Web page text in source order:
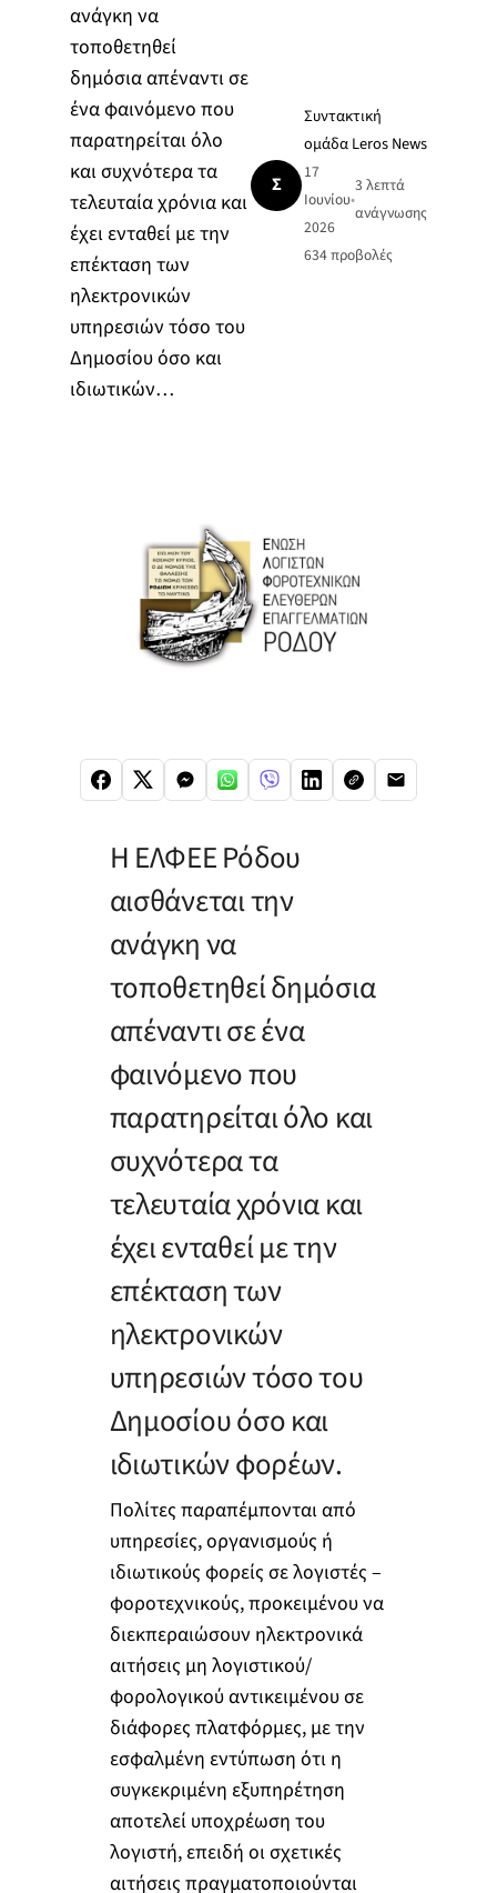
ανάγκη να
τοποθετηθεί
δημόσια απέναντι σε
ένα φαινόμενο που
παρατηρείται όλο
και συχνότερα τα
τελευταία χρόνια και
έχει ενταθεί με την
επέκταση των
ηλεκτρονικών
υπηρεσιών τόσο του
Δημοσίου όσο και
ιδιωτικών…
Σ
Συντακτική
ομάδα Leros News
17
Ιουνίου
2026
•
3 λεπτά
ανάγνωσης
634προβολές
Η ΕΛΦΕΕ Ρόδου
αισθάνεται την
ανάγκη να
τοποθετηθεί δημόσια
απέναντι σε ένα
φαινόμενο που
παρατηρείται όλο και
συχνότερα τα
τελευταία χρόνια και
έχει ενταθεί με την
επέκταση των
ηλεκτρονικών
υπηρεσιών τόσο του
Δημοσίου όσο και
ιδιωτικών φορέων.
Πολίτες παραπέμπονται από
υπηρεσίες, οργανισμούς ή
ιδιωτικούς φορείς σε λογιστές –
φοροτεχνικούς, προκειμένου να
διεκπεραιώσουν ηλεκτρονικά
αιτήσεις μη λογιστικού/
φορολογικού αντικειμένου σε
διάφορες πλατφόρμες, με την
εσφαλμένη εντύπωση ότι η
συγκεκριμένη εξυπηρέτηση
αποτελεί υποχρέωση του
λογιστή, επειδή οι σχετικές
αιτήσεις πραγματοποιούνται